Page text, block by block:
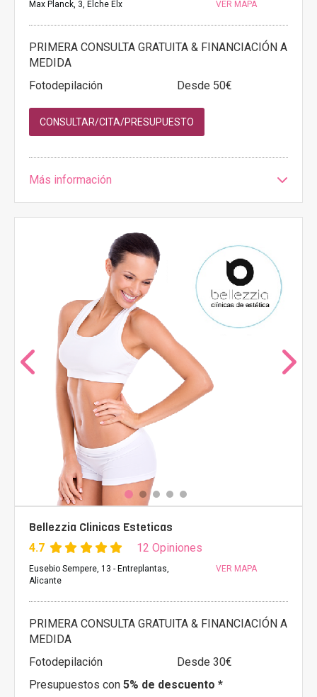
Max Planck, 3, Elche Elx VER MAPA
PRIMERA CONSULTA GRATUITA & FINANCIACIÓN A
MEDIDA
Fotodepilación
Desde 50€
CONSULTAR/CITA/PRESUPUESTO
Más información
Bellezzia Clinicas Esteticas
4.7 12 Opiniones
Eusebio Sempere, 13 - Entreplantas,
Alicante
VER MAPA
PRIMERA CONSULTA GRATUITA & FINANCIACIÓN A
MEDIDA
Fotodepilación
Desde 30€
Presupuestos con 5% de descuento *